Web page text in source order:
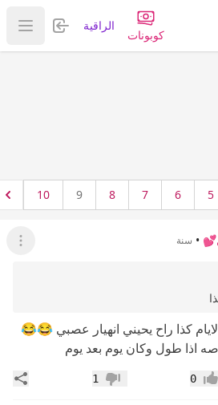
كوبونات
الراقية تسجيل
عرض
5
6
7
8
9
10
• سنة عرض
كذا راح يحيني انهيار عصبي 😂😂
اذا طول وكان يوم بعد يوم
إعجاب0 عدم إعجاب
1